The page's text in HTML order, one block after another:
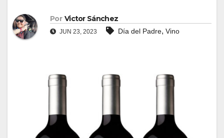
Por Victor Sánchez
JUN 23, 2023 Día del Padre, Vino